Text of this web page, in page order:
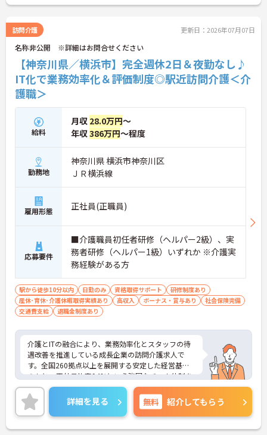
訪問介護 更新日：2026年07月07日
名称非公開 ※詳細はお問合せください
【神奈川県／横浜市】完全週休2日＆夜勤なし♪
IT化で業務効率化＆評価制度◎駅近訪問介護＜介
護職＞
給料
月収 28.0万円～
年収386万円～程度
勤務地
神奈川県 横浜市神奈川区
ＪＲ横浜線
雇用形態 正社員(正職員)
応募要件
■介護職員初任者研修（ヘルパー2級）、実
務者研修（ヘルパー1級）いずれか ※介護実
務経験がある方
駅から徒歩10分以内 日勤のみ 資格取得サポート
研修制度あり
産休･育休･介護休暇取得実績あり
高収入 ボーナス・賞与あり
社会保険完備
交通費支給
退職金制度あり
介護とITの融合により、業務効率化とスタッフの待
遇改善を推進している成長企業の訪問介護求人で
す。全国260拠点以上を展開する安定した経営基盤
のもと、正社員比率94%という強固なチーム体制を
構築しています。資格手当や年2回の評価面談など、
専門資格と成果が収入に直結する仕組みが整ってい
ます。夜勤なしの完全週休2日制（曜日固定）を採用
し、日々の記録業務はスマートフォンで完結するた
め、施設勤務特有の不規則なシフトや煩雑な事務作
詳細を見る 無料 紹介してもらう